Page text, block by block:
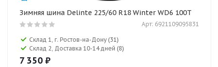
Зимняя шина Delinte 225/60 R18 Winter WD6 100T
Арт: 6921109095831
Склад 1, г. Ростов-на-Дону (31)
Склад 2, Доставка 10-14 дней (8)
7 350 ₽